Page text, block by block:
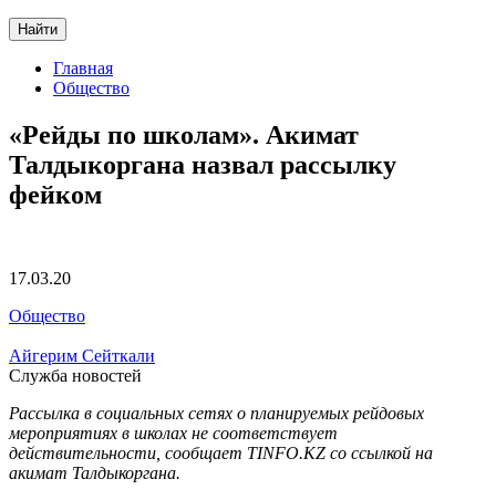
Найти
Главная
Общество
«Рейды по школам». Акимат
Талдыкоргана назвал рассылку
фейком
17.03.20
Общество
Айгерим Сейткали
Служба новостей
Рассылка в социальных сетях о планируемых рейдовых
мероприятиях в школах не соответствует
действительности, сообщает TINFO.KZ со ссылкой на
акимат Талдыкоргана.